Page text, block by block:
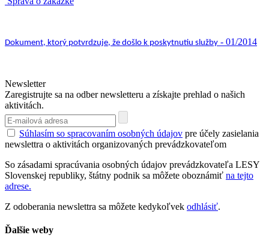
Dokument, ktorý potvrdzuje, že došlo k poskytnutiu služby - 01/2014
Newsletter
Zaregistrujte sa na odber newsletteru a získajte prehlad o našich
aktivitách.
Súhlasím so spracovaním osobných údajov pre účely zasielania
newslettra o aktivitách organizovaných prevádzkovateľom
So zásadami spracúvania osobných údajov prevádzkovateľa LESY
Slovenskej republiky, štátny podnik sa môžete oboznámiť na tejto
adrese.
Z odoberania newslettra sa môžete kedykoľvek odhlásiť.
Ďalšie weby